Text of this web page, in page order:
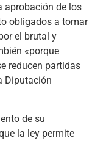
aprobación de los
obligados a tomar
el brutal y
«porque
reducen partidas
Diputación
de su
la ley permite